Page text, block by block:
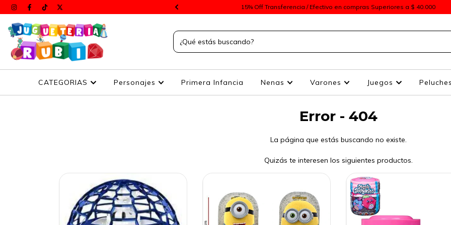
a todos el país 15% Off Transferencia / Efectivo en compras Superiores a $ 40.000
CATEGORIAS Personajes Primera Infancia Nenas Varones Juegos Peluches
Error - 404
La página que estás buscando no existe.
Quizás te interesen los siguientes productos.